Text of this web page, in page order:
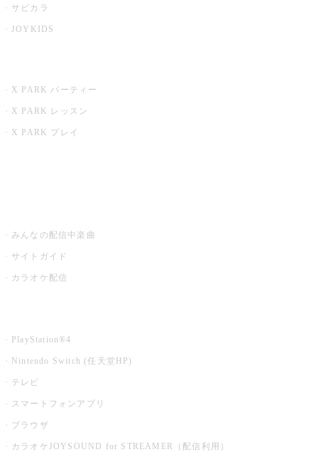
サビカラ
JOYKIDS
X PARK パーティー
X PARK レッスン
X PARK プレイ
みんなの配信中楽曲
サイトガイド
カラオケ配信
PlayStation®4
Nintendo Switch (任天堂HP)
テレビ
スマートフォンアプリ
ブラウザ
カラオケJOYSOUND for STREAMER（配信利用）